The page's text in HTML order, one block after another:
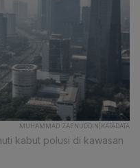
MUHAMMAD ZAENUDDIN|KATADATA
kabut polusi di kawasan